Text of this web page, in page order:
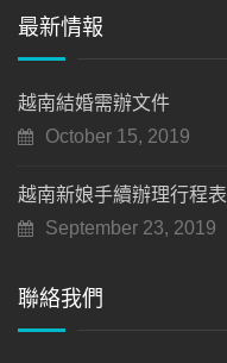
最新情報
越南結婚需辦文件
October 15, 2019
越南新娘手續辦理行程表
September 23, 2019
聯絡我們